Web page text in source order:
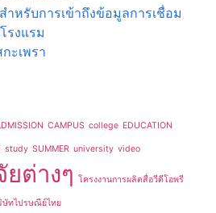
หรับการเข้าถึงข้อมูลการเชื่อม
รงแรม
ะเพรา
CAMPUS college EDUCATION
study SUMMER university video
ยต่างๆ โครงงานการผลิตสื่อวีดีโอพรี
ษัทไปรษณีย์ไทย